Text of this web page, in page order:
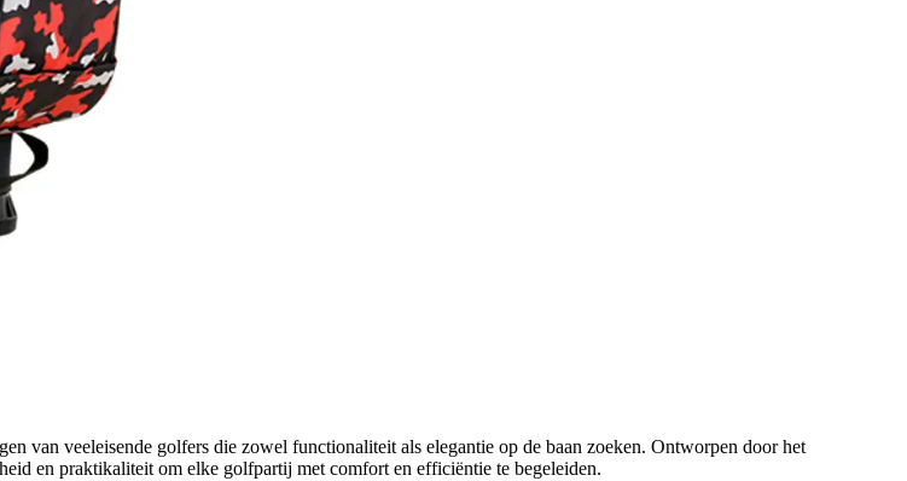
van veeleisende golfers die zowel functionaliteit als elegantie op de baan zoeken. Ontworpen door het
en praktikaliteit om elke golfpartij met comfort en efficiëntie te begeleiden.